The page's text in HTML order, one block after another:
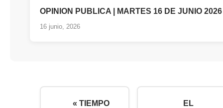
OPINION PUBLICA | MARTES 16 DE JUNIO 2026
16 junio, 2026
« TIEMPO
EL